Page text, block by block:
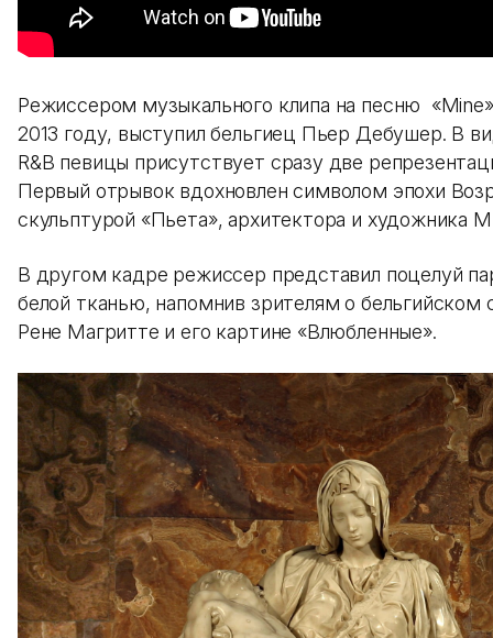
Режиссером музыкального клипа на песню
2013 году, выступил бельгиец Пьер Дебушер. В
R&B певицы присутствует сразу две
Первый отрывок вдохновлен символом эпохи
скульптурой «Пьета», архитектора и художника
В другом кадре режиссер представил поцелуй
белой тканью, напомнив зрителям о бельгийском
Рене Магритте и его картине «Влюбленные».